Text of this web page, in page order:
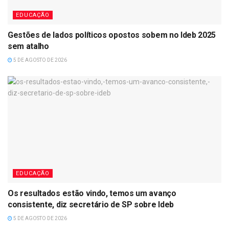
EDUCAÇÃO
Gestões de lados políticos opostos sobem no Ideb 2025
sem atalho
5 DE AGOSTO DE 2026
EDUCAÇÃO
Os resultados estão vindo, temos um avanço
consistente, diz secretário de SP sobre Ideb
5 DE AGOSTO DE 2026